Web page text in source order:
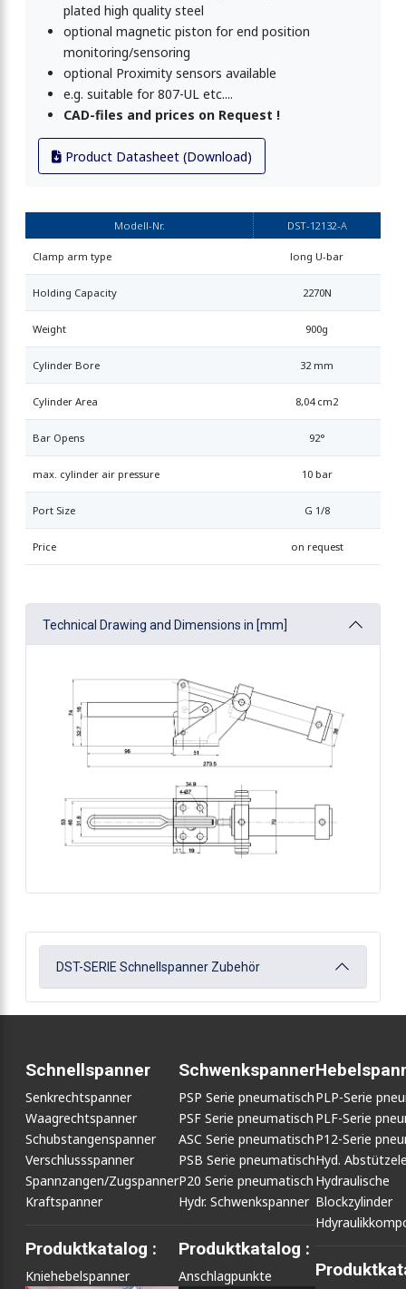
horizontal 4500N
plated high quality steel
optional magnetic piston for end position
monitoring/sensoring
optional Proximity sensors available
e.g. suitable for 807-UL etc....
CAD-files and prices on Request !
Product Datasheet (Download)
Modell-Nr. DST-12132-A
Clamp arm type long U-bar
Holding Capacity 2270N
Weight 900g
Cylinder Bore 32 mm
Cylinder Area 8,04 cm2
Bar Opens 92°
max. cylinder air pressure 10 bar
Port Size G 1/8
Price on request
Technical Drawing and Dimensions in [mm]
DST-SERIE Schnellspanner Zubehör
Schnellspanner
Senkrechtspanner
Waagrechtspanner
Schubstangenspanner
Verschlussspanner
Spannzangen/Zugspanner
Kraftspanner
Produktkatalog :
Kniehebelspanner
Schwenkspanner
PSP Serie pneumatisch
PSF Serie pneumatisch
ASC Serie pneumatisch
PSB Serie pneumatisch
P20 Serie pneumatisch
Hydr. Schwenkspanner
Produktkatalog :
Anschlagpunkte
PLP-Serie
PLF-Serie
P12-Serie
Hyd.
Hydraulische
Blockzylinder